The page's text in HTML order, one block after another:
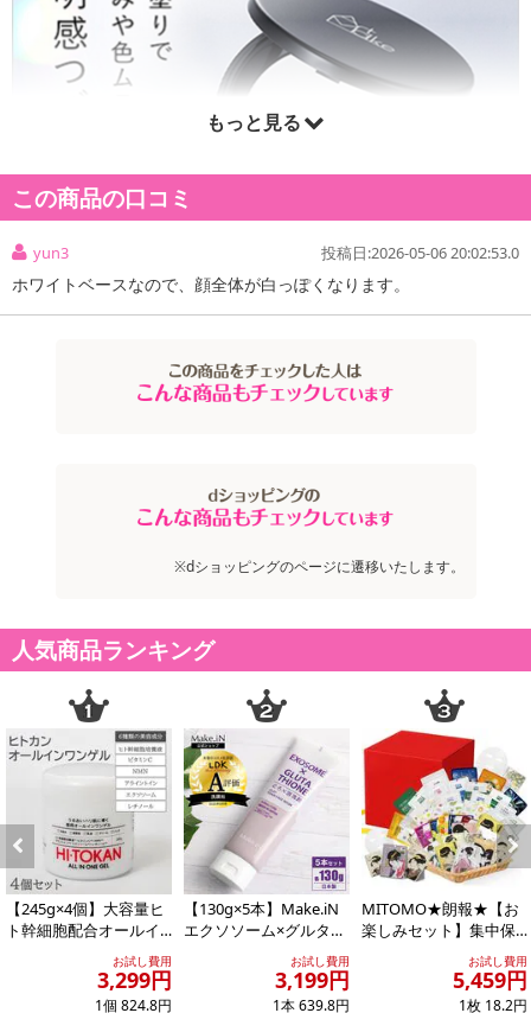
もっと見る
この商品の口コミ
yun3 投稿日:2026-05-06 20:02:53.0
ホワイトベースなので、顔全体が白っぽくなります。
※dショッピングのページに遷移いたします。
人気商品ランキング
Previous
【245g×4個】大容量ヒ
ト幹細胞配合オールイ
お試し費用
3,299円
1個 824.8円
【130g×5本】Make.iN
エクソソーム×グルタチ
オン どろ×泡洗顔お試し費用
3,199円
1本 639.8円
MITOMO★朗報★【お
楽しみセット】集中保
湿マスクパック100枚増
お試し費用
5,459円
1枚 18.2円
Next